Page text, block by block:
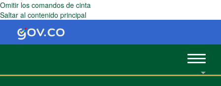
Omitir los comandos de cinta
Saltar al contenido principal
Toggle